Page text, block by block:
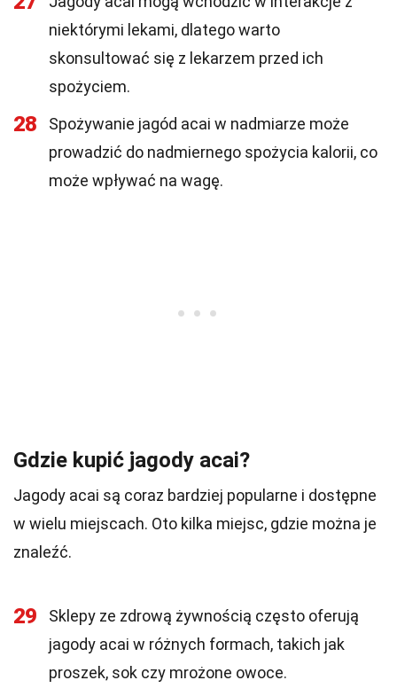
niektórymi lekami, dlatego warto
skonsultować się z lekarzem przed ich
spożyciem.
28
Spożywanie jagód acai w nadmiarze może
prowadzić do nadmiernego spożycia kalorii, co
może wpływać na wagę.
Gdzie kupić jagody acai?
Jagody acai są coraz bardziej popularne i dostępne
w wielu miejscach. Oto kilka miejsc, gdzie można je
znaleźć.
29
Sklepy ze zdrową żywnością często oferują
jagody acai w różnych formach, takich jak
proszek, sok czy mrożone owoce.